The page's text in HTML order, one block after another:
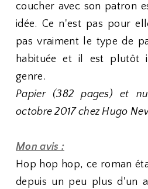
coucher avec son patron
idée. Ce n'est pas pour
pas vraiment le type de
habituée et il est plutôt
genre.
Papier (382 pages) et
octobre 2017 chez Hugo
Mon avis :
Hop hop hop, ce roman
depuis un peu plus d'un